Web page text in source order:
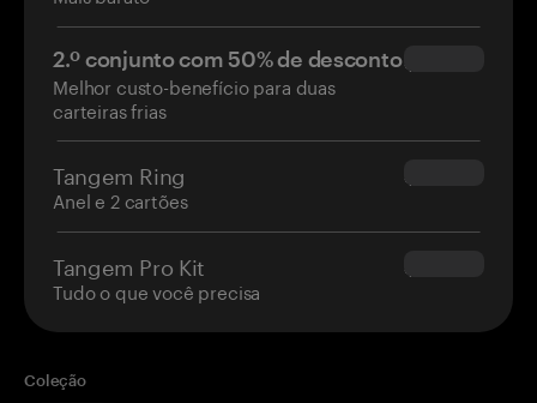
2.º conjunto com 50% de desconto
Melhor custo-benefício para duas
carteiras frias
$34.95
Tangem Ring
Anel e 2 cartões
$160.00
Tangem Pro Kit
Tudo o que você precisa
$180.00
Coleção